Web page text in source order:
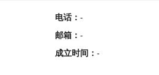
电话： -
邮箱 ： -
成立时间 ： -